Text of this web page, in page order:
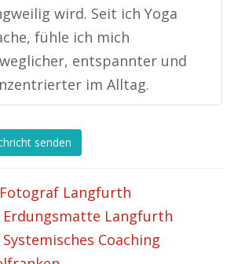
wird. Seit ich Yoga
fühle ich mich
entspannter und
im Alltag.
senden
Fotograf Langfurth
Erdungsmatte Langfurth
Systemisches Coaching